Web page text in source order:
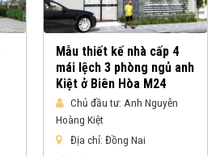
Mẫu thiết kế nhà cấp 4
mái lệch 3 phòng ngủ anh
Kiệt ở Biên Hòa M24
Chủ đầu tư: Anh Nguyễn
Hoàng Kiệt
Địa chỉ: Đồng Nai